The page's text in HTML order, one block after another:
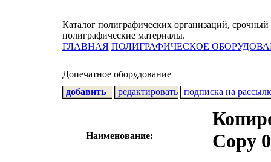
Каталог полиграфических организаций,
полиграфические материалы.
ГЛАВНАЯ ПОЛИГРАФИЧЕСКОЕ
Допечатное оборудование
добавить
редактировать подписка на
Наименование:
Copy